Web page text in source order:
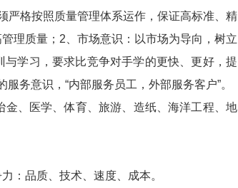
格按照质量管理体系运作，保证高标准、精
理质量；2、市场意识：以市场为导向，树立
学习，要求比竞争对手学的更快、更好，提
务意识，“内部服务员工，外部服务客户”。
、医学、体育、旅游、造纸、海洋工程、地
品质、技术、速度、成本。